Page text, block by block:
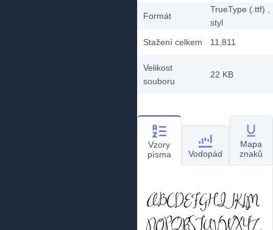
Formát
TrueType (.ttf)
styl
Stažení celkem
11,811
Velikost
souboru
22 KB
Vzory
písma
Vodopád
Mapa
znaků